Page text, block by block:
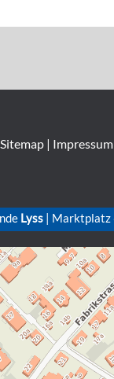
Sitemap| Impressum
Lyss | Marktplatz